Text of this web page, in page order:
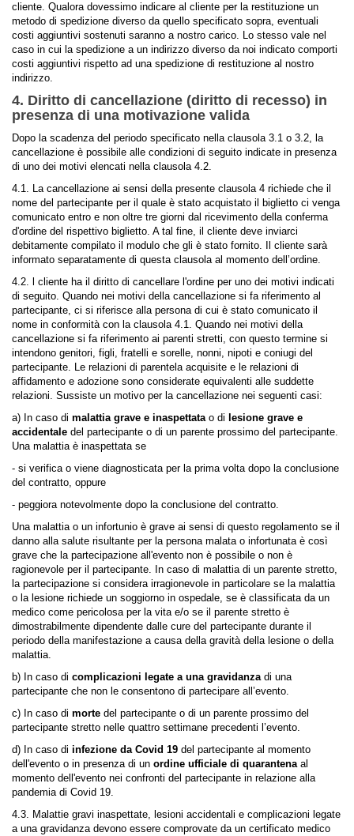
cliente. Qualora dovessimo indicare al cliente per la restituzione un
metodo di spedizione diverso da quello specificato sopra, eventuali
costi aggiuntivi sostenuti saranno a nostro carico. Lo stesso vale nel
caso in cui la spedizione a un indirizzo diverso da noi indicato comporti
costi aggiuntivi rispetto ad una spedizione di restituzione al nostro
indirizzo.
4. Diritto di cancellazione (diritto di recesso) in
presenza di una motivazione valida
Dopo la scadenza del periodo specificato nella clausola 3.1 o 3.2, la
cancellazione è possibile alle condizioni di seguito indicate in presenza
di uno dei motivi elencati nella clausola 4.2.
4.1. La cancellazione ai sensi della presente clausola 4 richiede che il
nome del partecipante per il quale è stato acquistato il biglietto ci venga
comunicato entro e non oltre tre giorni dal ricevimento della conferma
d'ordine del rispettivo biglietto. A tal fine, il cliente deve inviarci
debitamente compilato il modulo che gli è stato fornito. Il cliente sarà
informato separatamente di questa clausola al momento dell’ordine.
4.2. l cliente ha il diritto di cancellare l'ordine per uno dei motivi indicati
di seguito. Quando nei motivi della cancellazione si fa riferimento al
partecipante, ci si riferisce alla persona di cui è stato comunicato il
nome in conformità con la clausola 4.1. Quando nei motivi della
cancellazione si fa riferimento ai parenti stretti, con questo termine si
intendono genitori, figli, fratelli e sorelle, nonni, nipoti e coniugi del
partecipante. Le relazioni di parentela acquisite e le relazioni di
affidamento e adozione sono considerate equivalenti alle suddette
relazioni. Sussiste un motivo per la cancellazione nei seguenti casi:
a) In caso di malattia grave e inaspettatao di lesione grave e
accidentale del partecipante o di un parente prossimo del partecipante.
Una malattia è inaspettata se
- si verifica o viene diagnosticata per la prima volta dopo la conclusione
del contratto, oppure
- peggiora notevolmente dopo la conclusione del contratto.
Una malattia o un infortunio è grave ai sensi di questo regolamento se il
danno alla salute risultante per la persona malata o infortunata è così
grave che la partecipazione all'evento non è possibile o non è
ragionevole per il partecipante. In caso di malattia di un parente stretto,
la partecipazione si considera irragionevole in particolare se la malattia
o la lesione richiede un soggiorno in ospedale, se è classificata da un
medico come pericolosa per la vita e/o se il parente stretto è
dimostrabilmente dipendente dalle cure del partecipante durante il
periodo della manifestazione a causa della gravità della lesione o della
malattia.
b) In caso di complicazioni legate a una gravidanzadi una
partecipante che non le consentono di partecipare all’evento.
c) In caso di morte del partecipante o di un parente prossimo del
partecipante stretto nelle quattro settimane precedenti l’evento.
d) In caso di infezione da Covid 19 del partecipante al momento
dell'evento o in presenza di un ordine ufficiale di quarantenaal
momento dell'evento nei confronti del partecipante in relazione alla
pandemia di Covid 19.
4.3. Malattie gravi inaspettate, lesioni accidentali e complicazioni legate
a una gravidanza devono essere comprovate da un certificato medico